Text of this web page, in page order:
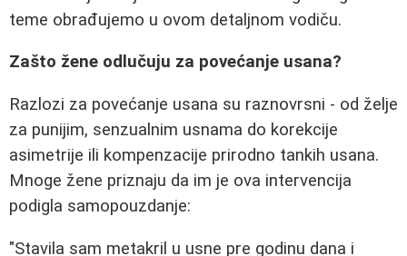
teme obrađujemo u ovom detaljnom vodiču.
Zašto žene odlučuju za povećanje usana?
Razlozi za povećanje usana su raznovrsni - od želje
za punijim, senzualnim usnama do korekcije
asimetrije ili kompenzacije prirodno tankih usana.
Mnoge žene priznaju da im je ova intervencija
podigla samopouzdanje:
"Stavila sam metakril u usne pre godinu dana i